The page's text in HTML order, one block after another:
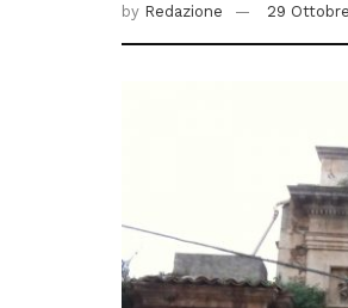
by Redazione 29